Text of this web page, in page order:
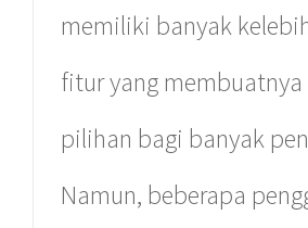
memiliki banyak
fitur yang
pilihan bagi banyak
Namun, beberapa
Jakarta Selatan.